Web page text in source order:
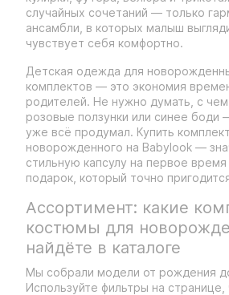
случайных сочетаний — только
ансамбли, в которых малыш
чувствует себя комфортно.
Детская одежда для
комплектов — это экономия
родителей. Не нужно думать, с чем
розовые ползунки или синее боди
уже всё продумал. Купить
новорожденного на Babylook —
стильную капсулу на первое время
подарок, который точно
Ассортимент: какие
костюмы для
найдёте в каталоге
Мы собрали модели от рождения
Используйте фильтры на